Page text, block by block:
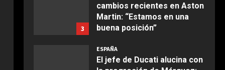
3
cambios recientes en Aston
Martin: “Estamos en una
buena posición”
ESPAÑA
El jefe de Ducati alucina con
Aprile 24, 2026
Buñuelos de alcachofas
Aprile 5, 2026